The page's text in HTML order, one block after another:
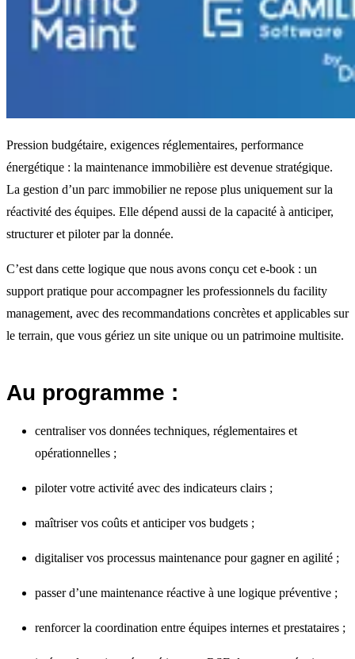
Pression budgétaire, exigences réglementaires, performance
énergétique : la maintenance immobilière est devenue stratégique.
La gestion d’un parc immobilier ne repose plus uniquement sur la
réactivité des équipes. Elle dépend aussi de la capacité à anticiper,
structurer et piloter par la donnée.
C’est dans cette logique que nous avons conçu cet e-book : un
support pratique pour accompagner les professionnels du facility
management, avec des recommandations concrètes et applicables sur
le terrain, que vous gériez un site unique ou un patrimoine multisite.
Au programme :
centraliser vos données techniques, réglementaires et
opérationnelles ;
piloter votre activité avec des indicateurs clairs ;
maîtriser vos coûts et anticiper vos budgets ;
digitaliser vos processus maintenance pour gagner en agilité ;
passer d’une maintenance réactive à une logique préventive ;
renforcer la coordination entre équipes internes et prestataires ;